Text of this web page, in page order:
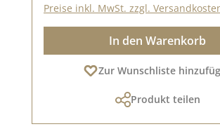
Preise inkl. MwSt. zzgl.
In den Warenkorb
Zur Wunschliste
Produkt teilen